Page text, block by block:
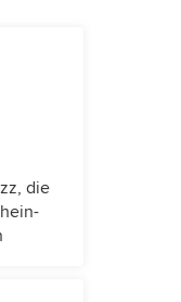
die